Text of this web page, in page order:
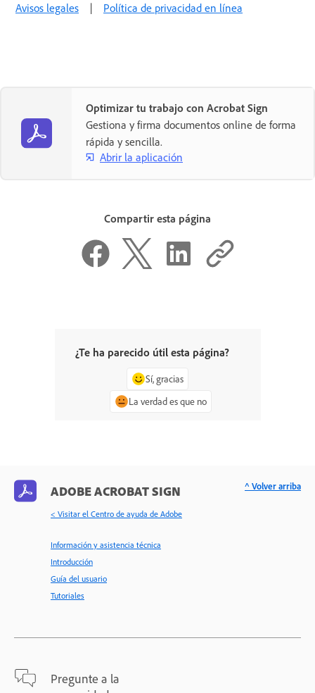
Avisos legales | Política de privacidad en línea
Optimizar tu trabajo con Acrobat Sign
Gestiona y firma documentos online de forma
rápida y sencilla.
Abrir la aplicación
Compartir esta página
¿Te ha parecido útil esta página?
Sí, gracias
La verdad es que no
ADOBE ACROBAT SIGN
< Visitar el Centro de ayuda de Adobe
Información y asistencia técnica
Introducción
Guía del usuario
Tutoriales
Pregunte a la
^ Volver arriba